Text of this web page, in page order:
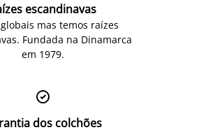
escandinavas
mas temos raízes
Fundada na Dinamarca
em 1979.

dos colchões